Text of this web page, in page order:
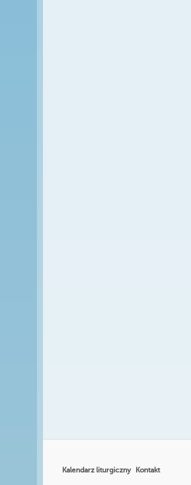
Kalendarz liturgiczny Kontakt